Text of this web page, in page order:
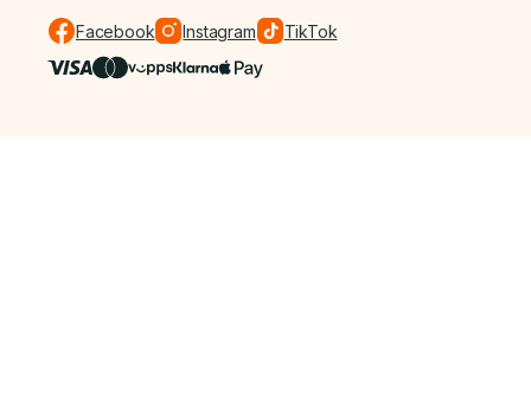
Facebook Instagram TikTok